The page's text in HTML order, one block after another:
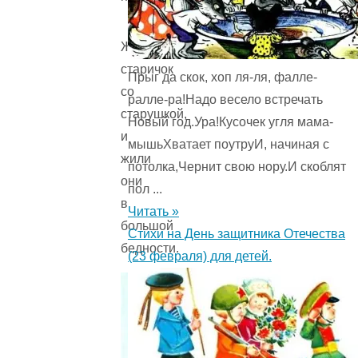
Жил
старичок
со
старушкой,
и
жили
они
в
большой
бедности.
Прыг да скок, хоп ля-ля, фалле-
ралле-ра!Надо весело встречать
Новый год.Ура!Кусочек угля мама-
мышьХватает поутруИ, начиная с
потолка,Чернит свою нору.И скоблят
пол ...
Читать »
Стихи на День защитника Отечества
(23 февраля) для детей.